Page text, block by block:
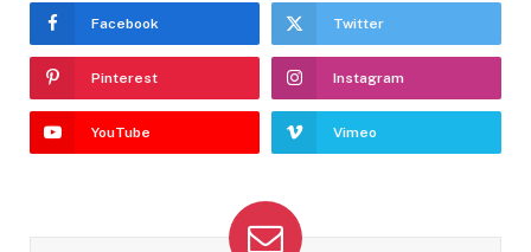
Facebook Twitter
Pinterest Instagram
YouTube Vimeo